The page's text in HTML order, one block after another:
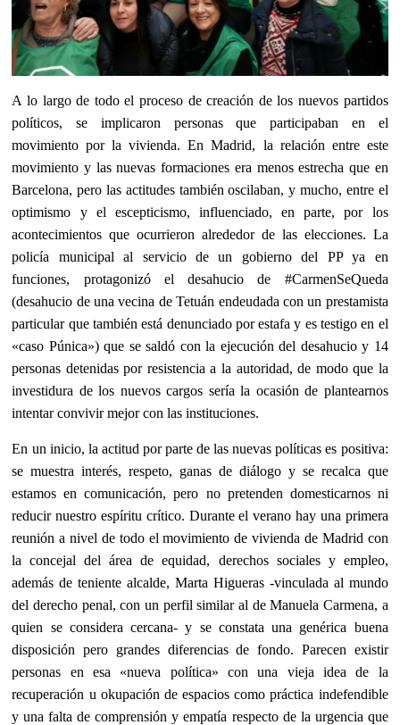
A lo largo de todo el proceso de creación de los nuevos partidos
políticos, se implicaron personas que participaban en el
movimiento por la vivienda. En Madrid, la relación entre este
movimiento y las nuevas formaciones era menos estrecha que en
Barcelona, pero las actitudes también oscilaban, y mucho, entre el
optimismo y el escepticismo, influenciado, en parte, por los
acontecimientos que ocurrieron alrededor de las elecciones. La
policía municipal al servicio de un gobierno del PP ya en
funciones, protagonizó el desahucio de #CarmenSeQueda
(desahucio de una vecina de Tetuán endeudada con un prestamista
particular que también está denunciado por estafa y es testigo en el
«caso Púnica») que se saldó con la ejecución del desahucio y 14
personas detenidas por resistencia a la autoridad, de modo que la
investidura de los nuevos cargos sería la ocasión de plantearnos
intentar convivir mejor con las instituciones.
En un inicio, la actitud por parte de las nuevas políticas es positiva:
se muestra interés, respeto, ganas de diálogo y se recalca que
estamos en comunicación, pero no pretenden domesticarnos ni
reducir nuestro espíritu crítico. Durante el verano hay una primera
reunión a nivel de todo el movimiento de vivienda de Madrid con
la concejal del área de equidad, derechos sociales y empleo,
además de teniente alcalde, Marta Higueras -vinculada al mundo
del derecho penal, con un perfil similar al de Manuela Carmena, a
quien se considera cercana- y se constata una genérica buena
disposición pero grandes diferencias de fondo. Parecen existir
personas en esa «nueva política» con una vieja idea de la
recuperación u okupación de espacios como práctica indefendible
y una falta de comprensión y empatía respecto de la urgencia que